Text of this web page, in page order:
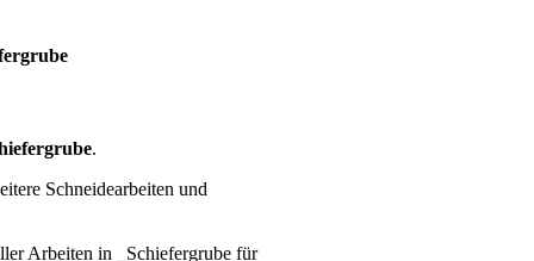
.
Schneidearbeiten und
Arbeiten in _Schiefergrube für